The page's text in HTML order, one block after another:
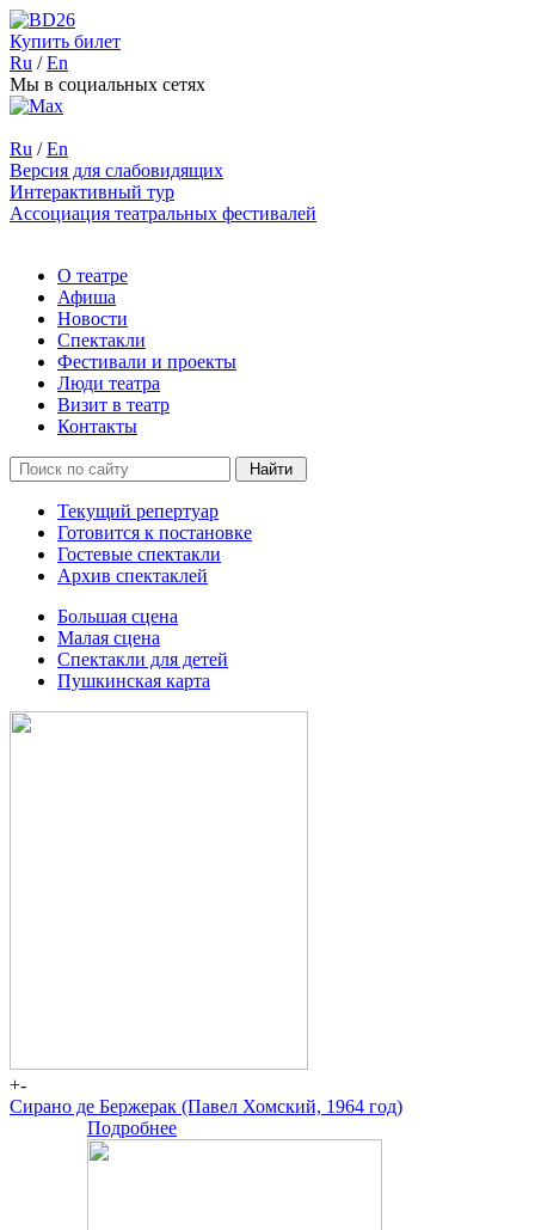
Купить билет
Ru /En
Мы в социальных сетях
Ru / En
Версия для слабовидящих
Интерактивный тур
Ассоциация театральных фестивалей
О театре
Афиша
Новости
Спектакли
Фестивали и проекты
Люди театра
Визит в театр
Контакты
Текущий репертуар
Готовится к постановке
Гостевые спектакли
Архив спектаклей
Большая сцена
Малая сцена
Спектакли для детей
Пушкинская карта
+-
Cирано де Бержерак (Павел Хомский, 1964 год)
Подробнее